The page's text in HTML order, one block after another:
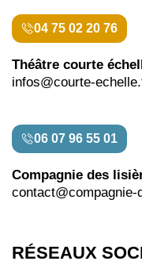
04 75 02 20 76
Théâtre courte
infos@courte-
06 07 96 55 01
Compagnie des
RÉSEAUX